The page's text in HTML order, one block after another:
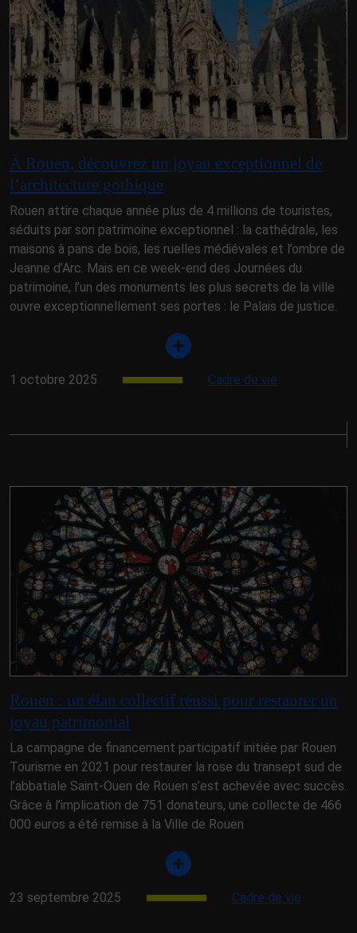
À Rouen, découvrez un joyau exceptionnel de
l’architecture gothique
Rouen attire chaque année plus de 4 millions de touristes,
séduits par son patrimoine exceptionnel : la cathédrale, les
maisons à pans de bois, les ruelles médiévales et l’ombre de
Jeanne d’Arc. Mais en ce week-end des Journées du
patrimoine, l’un des monuments les plus secrets de la ville
ouvre exceptionnellement ses portes : le Palais de justice.
1 octobre 2025 Cadre de vie
Rouen : un élan collectif réussi pour restaurer un
joyau patrimonial
La campagne de financement participatif initiée par Rouen
Tourisme en 2021 pour restaurer la rose du transept sud de
l’abbatiale Saint-Ouen de Rouen s’est achevée avec succès.
Grâce à l’implication de 751 donateurs, une collecte de 466
000 euros a été remise à la Ville de Rouen
23 septembre 2025 Cadre de vie